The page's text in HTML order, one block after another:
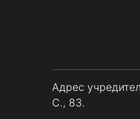
Адрес
С., 83.